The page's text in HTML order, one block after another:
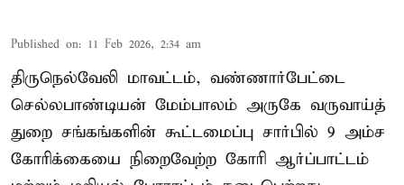
Published on: 11 Feb 2026, 2:34 am
திருநெல்வேலி மாவட்டம், வண்ணார்பேட்டை
செல்லபாண்டியன் மேம்பாலம் அருகே வருவாய்த்
துறை சங்கங்களின் கூட்டமைப்பு சார்பில் 9 அம்ச
கோரிக்கையை நிறைவேற்ற கோரி ஆர்ப்பாட்டம்